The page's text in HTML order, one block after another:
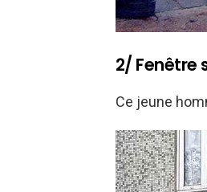
2/ Fenêtre
Ce jeune